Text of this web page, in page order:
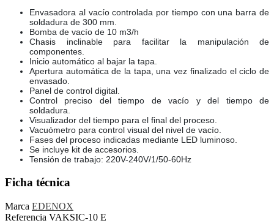
Envasadora al vacío controlada por tiempo con una barra de
soldadura de 300 mm.
Bomba de vacío de 10 m3/h
Chasis inclinable para facilitar la manipulación de
componentes.
Inicio automático al bajar la tapa.
Apertura automática de la tapa, una vez finalizado el ciclo de
envasado.
Panel de control digital.
Control preciso del tiempo de vacío y del tiempo de
soldadura.
Visualizador del tiempo para el final del proceso.
Vacuómetro para control visual del nivel de vacío.
Fases del proceso indicadas mediante LED luminoso.
Se incluye kit de accesorios.
Tensión de trabajo: 220V-240V/1/50-60Hz
Ficha técnica
Marca EDENOX
Referencia VAKSIC-10 E